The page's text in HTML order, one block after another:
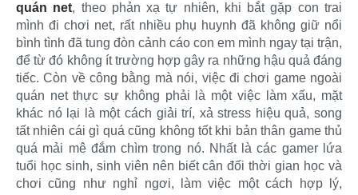
quán net, theo phản xạ tự nhiên, khi bắt gặp con trai
mình đi chơi net, rất nhiều phụ huynh đã không giữ nổi
bình tình đã tung đòn cảnh cáo con em mình ngay tại trận,
để từ đó không ít trường hợp gây ra những hậu quả đáng
tiếc. Còn về công bằng mà nói, việc đi chơi game ngoài
quán net thực sự không phải là một việc làm xấu, mặt
khác nó lại là một cách giải trí, xả stress hiệu quả, song
tất nhiên cái gì quá cũng không tốt khi bản thân game thủ
quá mải mê đắm chìm trong nó. Nhất là các gamer lứa
tuổi học sinh, sinh viên nên biết cân đối thời gian học và
chơi cũng như nghỉ ngơi, làm việc một cách hợp lý,